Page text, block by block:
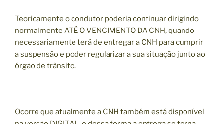
Teoricamente o condutor poderia continuar dirigindo
normalmente ATÉ O VENCIMENTO DA CNH, quando
necessariamente terá de entregar a CNH para cumprir
a suspensão e poder regularizar a sua situação junto ao
órgão de trânsito.
Ocorre que atualmente a CNH também está disponível